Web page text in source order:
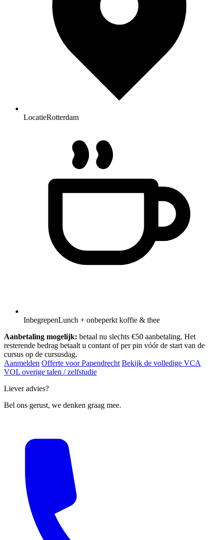
LocatieRotterdam
InbegrepenLunch + onbeperkt koffie & thee
Aanbetaling mogelijk: betaal nu slechts €50 aanbetaling. Het
resterende bedrag betaalt u contant of per pin vóór de start van de
cursus op de cursusdag.
Aanmelden Offerte voor Papendrecht Bekijk de volledige VCA
VOL overige talen / zelfstudie
Liever advies?
Bel ons gerust, we denken graag mee.